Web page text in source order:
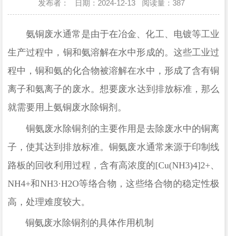
发布者： 日期：2024-12-13 阅读量： 387
氨铜废水通常是由于在冶金、化工、电镀等工业
生产过程中，铜和氨溶解在水中形成的。这些工业过
程中，铜和氨的化合物被溶解在水中，形成了含有铜
离子和氨离子的废水。想要废水达到排放标准，那么
就需要用上氨铜废水除铜剂。
铜氨废水除铜剂的主要作用是去除废水中的铜离
子，使其达到排放标准。铜氨废水通常来源于印制线
路板的回收利用过程，含有高浓度的[Cu(NH3)4]2+、
NH4+和NH3·H2O等络合物，这些络合物的稳定性极
高，处理难度较大。
铜氨废水除铜剂的具体作用机制